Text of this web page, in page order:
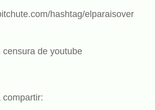
hashtag/elparaisover
censura de youtube
compartir: